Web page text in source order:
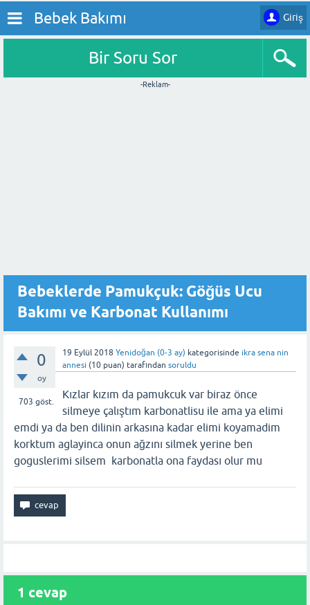
Giriş
Bebek Bakımı
Bir Soru Sor
-Reklam-
Bebeklerde Pamukçuk: Göğüs Ucu
Bakımı ve Karbonat Kullanımı
0
oy
703 göst.
19 Eylül 2018 Yenidoğan (0-3 ay) kategorisinde ikra sena nin
annesi (10 puan) tarafından soruldu
Kızlar kızım da pamukcuk var biraz önce
silmeye çalıştım karbonatlisu ile ama ya elimi
emdi ya da ben dilinin arkasına kadar elimi koyamadim
korktum aglayinca onun ağzını silmek yerine ben
goguslerimi silsem karbonatla ona faydası olur mu
1 cevap